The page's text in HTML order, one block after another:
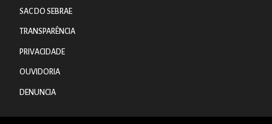
SAC DO SEBRAE
TRANSPARÊNCIA
PRIVACIDADE
OUVIDORIA
DENUNCIA